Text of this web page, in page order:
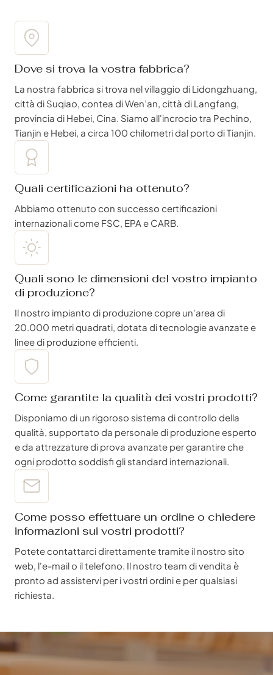
Dove si trova la vostra fabbrica?
La nostra fabbrica si trova nel villaggio di Lidongzhuang,
città di Suqiao, contea di Wen’an, città di Langfang,
provincia di Hebei, Cina. Siamo all'incrocio tra Pechino,
Tianjin e Hebei, a circa 100 chilometri dal porto di Tianjin.
Quali certificazioni ha ottenuto?
Abbiamo ottenuto con successo certificazioni
internazionali come FSC, EPA e CARB.
Quali sono le dimensioni del vostro impianto
di produzione?
Il nostro impianto di produzione copre un'area di
20.000 metri quadrati, dotata di tecnologie avanzate e
linee di produzione efficienti.
Come garantite la qualità dei vostri prodotti?
Disponiamo di un rigoroso sistema di controllo della
qualità, supportato da personale di produzione esperto
e da attrezzature di prova avanzate per garantire che
ogni prodotto soddisfi gli standard internazionali.
Come posso effettuare un ordine o chiedere
informazioni sui vostri prodotti?
Potete contattarci direttamente tramite il nostro sito
web, l'e-mail o il telefono. Il nostro team di vendita è
pronto ad assistervi per i vostri ordini e per qualsiasi
richiesta.